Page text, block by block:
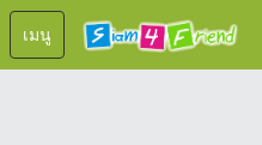
เมนู